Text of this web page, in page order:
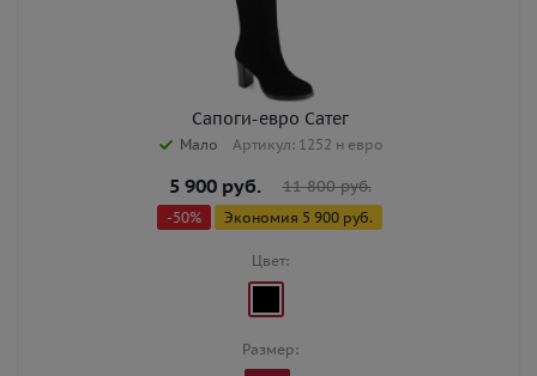
Сапоги-евро Сатег
Мало Артикул: 1252 н евро
5 900руб. 11 800руб.
-50% Экономия 5 900 руб.
Цвет:
Размер: